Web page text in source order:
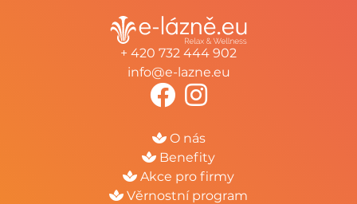
+ 420 732 444 902
info@e-lazne.eu
O nás
Benefity
Akce pro firmy
Věrnostní program